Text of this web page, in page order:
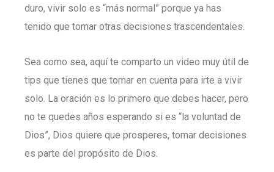
duro, vivir solo es “más normal” porque ya has
tenido que tomar otras decisiones trascendentales.
Sea como sea, aquí te comparto un video muy útil de
tips que tienes que tomar en cuenta para irte a vivir
solo. La oración es lo primero que debes hacer, pero
no te quedes años esperando si es “la voluntad de
Dios”, Dios quiere que prosperes, tomar decisiones
es parte del propósito de Dios.